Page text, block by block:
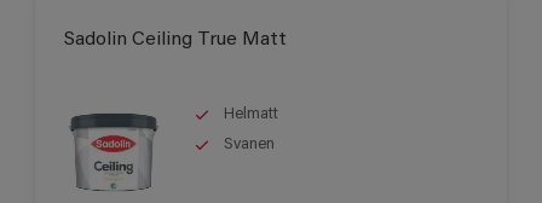
Sadolin Ceiling True Matt
Helmatt
Svanen